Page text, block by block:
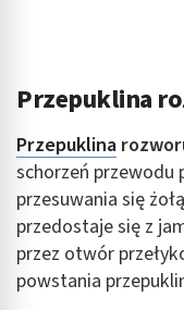
Przepuklina
Przepuklina
schorzeń
przesuwania się
przedostaje się z
przez otwór
powstania